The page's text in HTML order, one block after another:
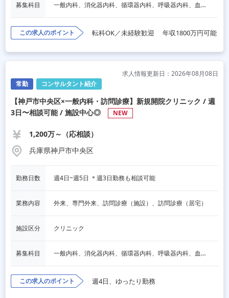
募集科目 一般内科、消化器内科、循環器内科、呼吸器内科、血液内科、心療内科、脳神経内科、内分泌内科、老人内科、一般外科、消化器外科、心臓外科、呼吸器外科、脳神経外科、整形外科、形成外科、リハビリテーション科、小児科、産婦人科、婦人科、精神科、眼科、耳鼻咽喉科、皮膚科、泌尿器科、放射線科、人工透析、麻酔科、美容外科、人間ドック・検診、その他
この求人のポイント 転科OK／未経験歓迎 年収1800万円可能
常勤 コンサルタント紹介
求人情報更新日：2026年08月08日
【神戸市中央区×一般内科・訪問診療】新規開院クリニック / 週
3日〜相談可能 / 施設中心◎
NEW
1,200万～（応相談）
兵庫県神戸市中央区
勤務日数 週4日~週5日 ＊週3日勤務も相談可能
業務内容 外来、専門外来、訪問診療（施設）、訪問診療（居宅）
施設区分 クリニック
募集科目 一般内科、消化器内科、循環器内科、呼吸器内科、血液内科、心療内科、脳神経内科、内分泌内科、老人内科、一般外科、消化器外科、心臓外科、呼吸器外科、脳神経外科、整形外科、形成外科、リハビリテーション科、小児科、産婦人科、婦人科、精神科、眼科、耳鼻咽喉科、皮膚科、泌尿器科、放射線科、人工透析、麻酔科、美容外科、人間ドック・検診、その他
この求人のポイント 週4日、ゆったり勤務